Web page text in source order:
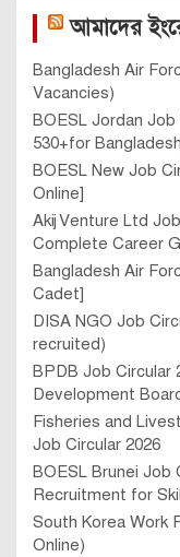
আমাদের
Bangladesh Air
Vacancies)
BOESL Jordan
530+for
BOESL New Job
Online]
Akij Venture Ltd
Complete Career
Bangladesh Air
Cadet]
DISA NGO Job
recruited)
BPDB Job Circular
Development
Fisheries and
Job Circular 2026
BOESL Brunei Job
Recruitment for
South Korea Work
Online)